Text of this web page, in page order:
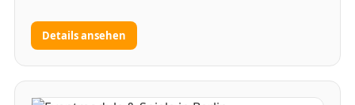
Details ansehen